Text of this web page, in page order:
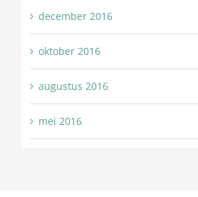
december 2016
oktober 2016
augustus 2016
mei 2016